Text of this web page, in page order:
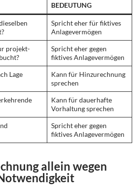
BEDEUTUNG
Spricht eher für fiktives
Anlagevermögen
projekt-
Spricht eher gegen
fiktives Anlagevermögen
Lage
Kann für Hinzurechnung
sprechen
Kann für dauerhafte
Vorhaltung sprechen
Spricht eher gegen
fiktives Anlagevermögen
allein wegen